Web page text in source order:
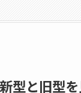
型と旧型